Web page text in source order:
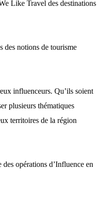
Like Travel des destinations
des notions de tourisme
influenceurs. Qu’ils soient
plusieurs thématiques
territoires de la région
opérations d’Influence en